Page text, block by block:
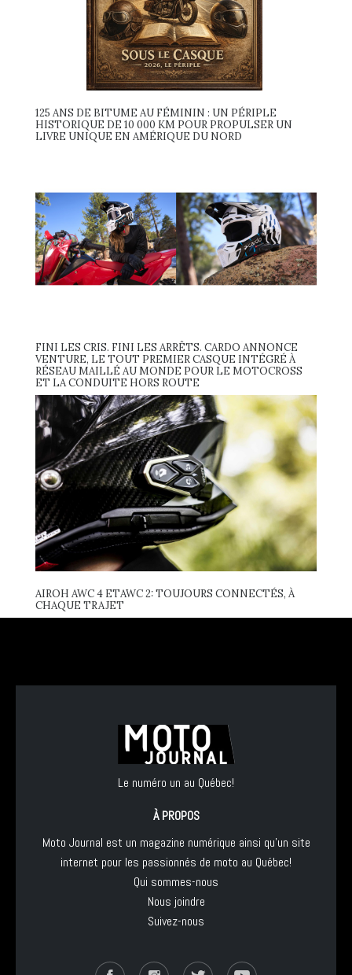
125 ANS DE BITUME AU FÉMININ : UN PÉRIPLE
HISTORIQUE DE 10 000 KM POUR PROPULSER UN
LIVRE UNIQUE EN AMÉRIQUE DU NORD
FINI LES CRIS. FINI LES ARRÊTS. CARDO ANNONCE
VENTURE, LE TOUT PREMIER CASQUE INTÉGRÉ À
RÉSEAU MAILLÉ AU MONDE POUR LE MOTOCROSS
ET LA CONDUITE HORS ROUTE
AIROH AWC 4 ETAWC 2: TOUJOURS CONNECTÉS, À
CHAQUE TRAJET
Le numéro un au Québec!
À PROPOS
Moto Journal est un magazine numérique ainsi qu'un site
internet pour les passionnés de moto au Québec!
Qui sommes-nous
Nous joindre
Suivez-nous